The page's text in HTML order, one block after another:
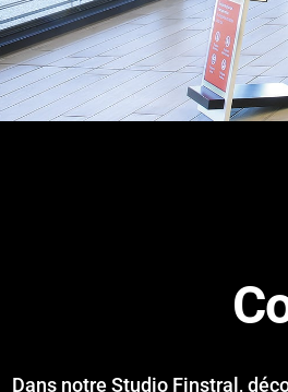
Dans notre Studio Finstral,